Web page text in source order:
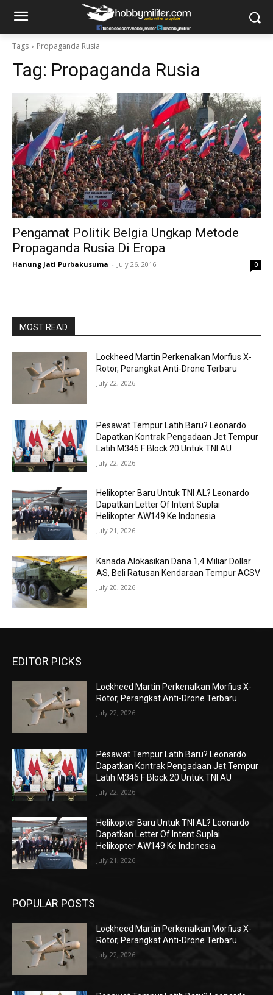
Tags Propaganda Rusia
Tag: Propaganda Rusia
Pengamat Politik Belgia Ungkap Metode
Propaganda Rusia Di Eropa
Hanung Jati Purbakusuma - July 26, 2016 0
MOST READ
Lockheed Martin Perkenalkan Morfius X-
Rotor, Perangkat Anti-Drone Terbaru
July 22, 2026
Pesawat Tempur Latih Baru? Leonardo
Dapatkan Kontrak Pengadaan Jet Tempur
Latih M346 F Block 20 Untuk TNI AU
July 22, 2026
Helikopter Baru Untuk TNI AL? Leonardo
Dapatkan Letter Of Intent Suplai
Helikopter AW149 Ke Indonesia
July 21, 2026
Kanada Alokasikan Dana 1,4 Miliar Dollar
AS, Beli Ratusan Kendaraan Tempur ACSV
July 20, 2026
EDITOR PICKS
Lockheed Martin Perkenalkan Morfius X-
Rotor, Perangkat Anti-Drone Terbaru
July 22, 2026
Pesawat Tempur Latih Baru? Leonardo
Dapatkan Kontrak Pengadaan Jet Tempur
Latih M346 F Block 20 Untuk TNI AU
July 22, 2026
Helikopter Baru Untuk TNI AL? Leonardo
Dapatkan Letter Of Intent Suplai
Helikopter AW149 Ke Indonesia
July 21, 2026
POPULAR POSTS
Lockheed Martin Perkenalkan Morfius X-
Rotor, Perangkat Anti-Drone Terbaru
July 22, 2026